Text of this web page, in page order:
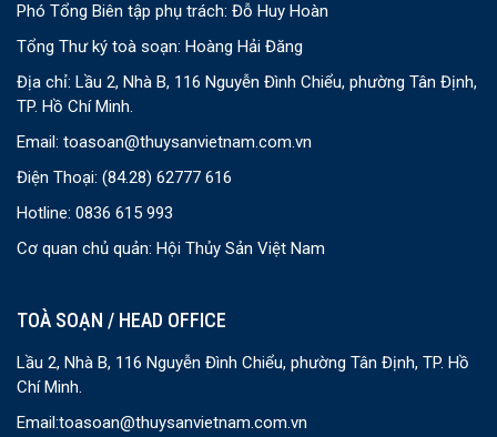
Phó Tổng Biên tập phụ trách: Đỗ Huy Hoàn
Tổng Thư ký toà soạn: Hoàng Hải Đăng
Địa chỉ: Lầu 2, Nhà B, 116 Nguyễn Đình Chiểu, phường Tân Định,
TP. Hồ Chí Minh.
Email: toasoan@thuysanvietnam.com.vn
Điện Thoại: (84.28) 62777 616
Hotline: 0836 615 993
Cơ quan chủ quản: Hội Thủy Sản Việt Nam
TOÀ SOẠN / HEAD OFFICE
Lầu 2, Nhà B, 116 Nguyễn Đình Chiểu, phường Tân Định, TP. Hồ
Chí Minh.
Email:toasoan@thuysanvietnam.com.vn